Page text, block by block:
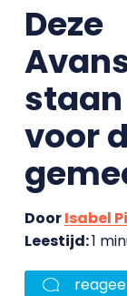
Deze
voor
DoorIsabel
Leestijd:1